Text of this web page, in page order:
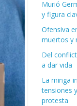
Murió
y figura
Ofensiva
muertos y
Del
a dar vida
La minga
tensiones
protesta